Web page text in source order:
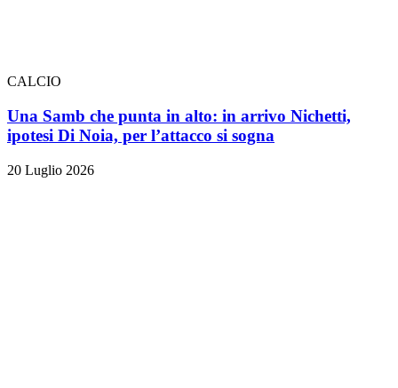
CALCIO
Una Samb che punta in alto: in arrivo Nichetti,
ipotesi Di Noia, per l’attacco si sogna
20 Luglio 2026